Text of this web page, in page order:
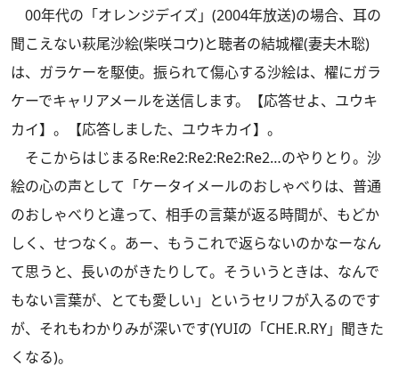
00年代の「オレンジデイズ」(2004年放送)の場合、耳の
聞こえない萩尾沙絵(柴咲コウ)と聴者の結城櫂(妻夫木聡)
は、ガラケーを駆使。振られて傷心する沙絵は、櫂にガラ
ケーでキャリアメールを送信します。【応答せよ、ユウキ
カイ】。【応答しました、ユウキカイ】。
そこからはじまるRe:Re2:Re2:Re2:Re2…のやりとり。沙
絵の心の声として「ケータイメールのおしゃべりは、普通
のおしゃべりと違って、相手の言葉が返る時間が、もどか
しく、せつなく。あー、もうこれで返らないのかなーなん
て思うと、長いのがきたりして。そういうときは、なんで
もない言葉が、とても愛しい」というセリフが入るのです
が、それもわかりみが深いです(YUIの「CHE.R.RY」聞きた
くなる)。